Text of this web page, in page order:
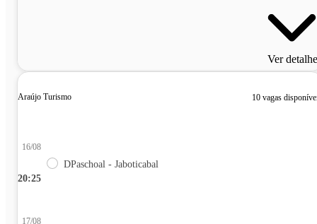
Ver
Araújo Turismo 10 vagas
20:25
16/08
DPaschoal - Jaboticabal
17/08